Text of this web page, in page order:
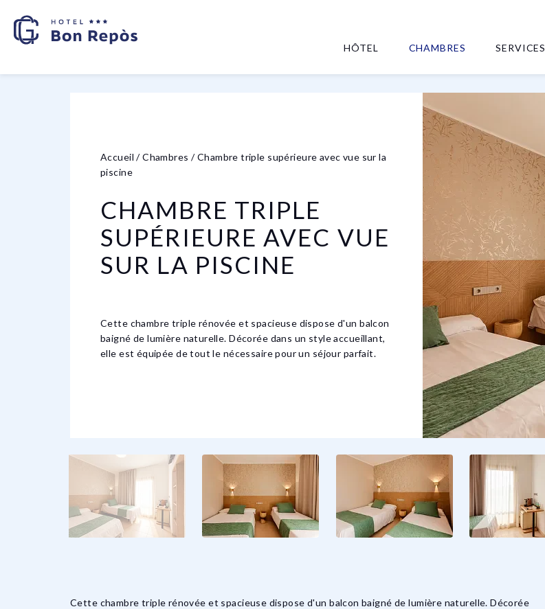
HÔTEL CHAMBRES SERVICES
Accueil /Chambres /Chambre triple supérieure avec vue sur la
piscine
CHAMBRE TRIPLE
SUPÉRIEURE AVEC VUE
SUR LA PISCINE
Cette chambre triple rénovée et spacieuse dispose d'un balcon
baigné de lumière naturelle. Décorée dans un style accueillant,
elle est équipée de tout le nécessaire pour un séjour parfait.
Cette chambre triple rénovée et spacieuse dispose d'un balcon baigné de lumière naturelle. Décorée